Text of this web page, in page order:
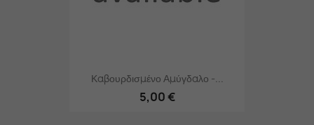
Καβουρδισμένο Αμύγδαλο -...
5,00 €